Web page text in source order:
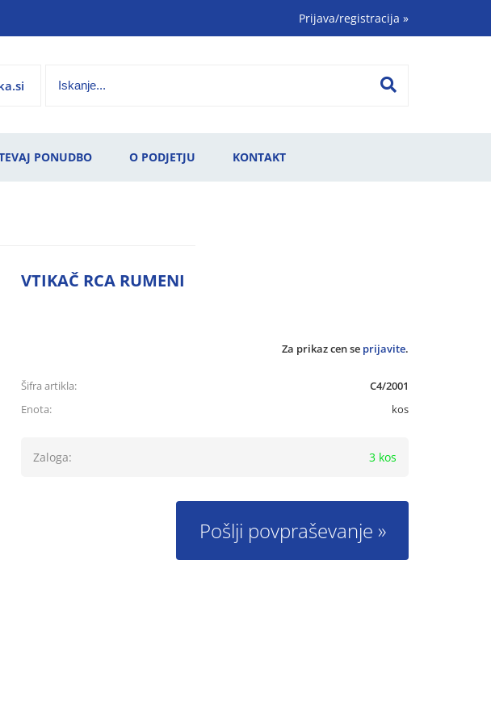
Prijava/registracija »
PONUDBO O PODJETJU KONTAKT
VTIKAČ RCA RUMENI
Za prikaz cen se prijavite.
Šifra artikla:
C4/2001
Enota:
kos
Zaloga: 3 kos
Pošlji povpraševanje